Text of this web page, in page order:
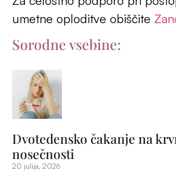
se zaradi neuspehov ponavlja. A tistih 14
zarodka in krvnim testom je za mnoge
Preberi več »
Ovulacijski test med
zunaj telesa: kdaj pomaga in
4 julija, 2026